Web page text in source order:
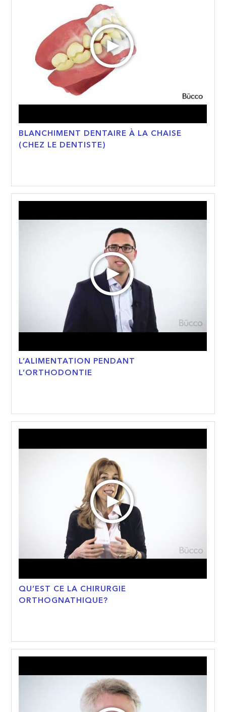
BLANCHIMENT DENTAIRE À LA CHAISE
(CHEZ LE DENTISTE)
L’ALIMENTATION PENDANT
L’ORTHODONTIE
QU’EST CE LA CHIRURGIE
ORTHOGNATHIQUE?